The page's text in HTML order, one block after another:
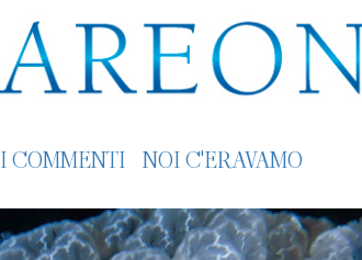
I COMMENTI NOI C'ERAVAMO